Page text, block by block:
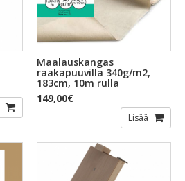
Maalauskangas
raakapuuvilla 340g/m2,
183cm, 10m rulla
149,00€
Lisää